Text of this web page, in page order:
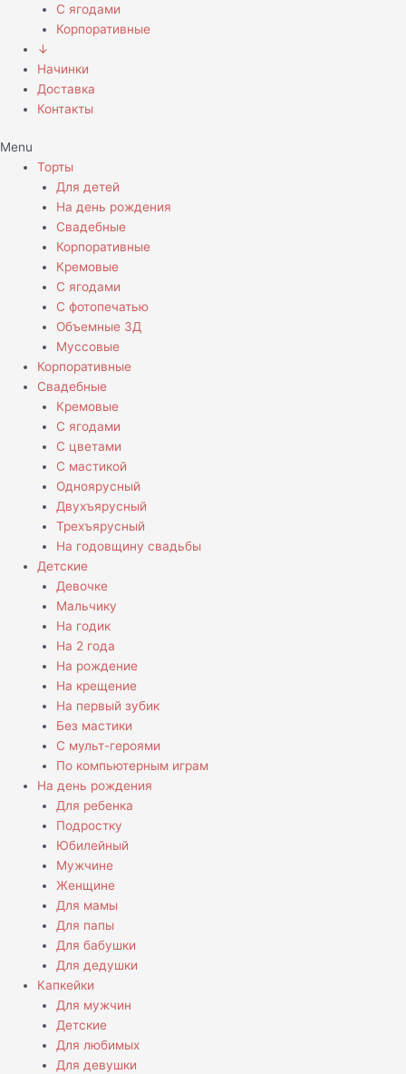
С ягодами
Корпоративные
↓
Начинки
Доставка
Контакты
Menu
Торты
Для детей
На день рождения
Свадебные
Корпоративные
Кремовые
С ягодами
С фотопечатью
Объемные 3Д
Муссовые
Корпоративные
Свадебные
Кремовые
С ягодами
С цветами
С мастикой
Одноярусный
Двухъярусный
Трехъярусный
На годовщину свадьбы
Детские
Девочке
Мальчику
На годик
На 2 года
На рождение
На крещение
На первый зубик
Без мастики
С мульт-героями
По компьютерным играм
На день рождения
Для ребенка
Подростку
Юбилейный
Мужчине
Женщине
Для мамы
Для папы
Для бабушки
Для дедушки
Капкейки
Для мужчин
Детские
Для любимых
Для девушки